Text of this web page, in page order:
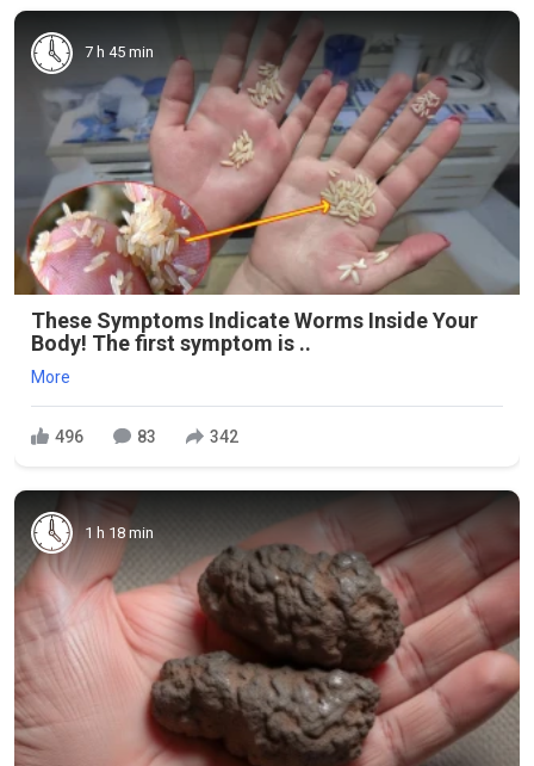
7 h 45 min
These Symptoms Indicate Worms Inside Your
Body! The first symptom is ..
More
496 83 342
1 h 18 min